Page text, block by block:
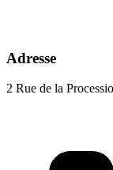
Adresse
2 Rue de la